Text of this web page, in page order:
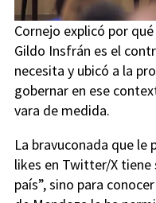
Cornejo explicó por
Gildo Insfrán es el
necesita y ubicó a la
gobernar en ese
vara de medida.
La bravuconada que le
likes en Twitter/X tiene
país”, sino para